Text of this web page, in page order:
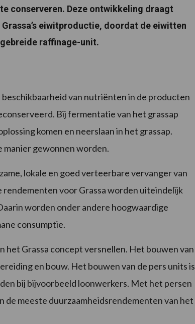
conserveren. Deze ontwikkeling draagt
eiwitproductie, doordat de eiwitten
raffinage-unit.
van nutriënten in de producten
Bij fermentatie van het grassap
komen en neerslaan in het grassap.
manier gewonnen worden.
lokale en goed verteerbare vervanger van
rendementen voor Grassa worden uiteindelijk
worden onder andere hoogwaardige
consumptie.
Grassa concept versnellen. Het bouwen van
en bouw. Het bouwen van de pers units is
bij bijvoorbeeld loonwerkers. Met het persen
meeste duurzaamheidsrendementen van het